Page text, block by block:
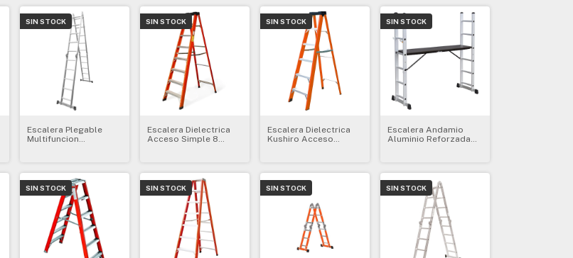
SIN STOCK
Escalera Plegable
Multifuncion
SIN STOCK
Escalera Dielectrica
Acceso Simple 8
SIN STOCK
Escalera Dielectrica
Kushiro Acceso
SIN STOCK
Escalera Andamio
Aluminio Reforzada
SIN STOCK SIN STOCK SIN STOCK SIN STOCK